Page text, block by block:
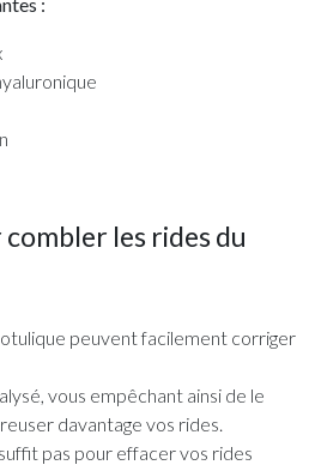
les rides du
peuvent facilement corriger
vous empêchant ainsi de le
davantage vos rides.
pas pour effacer vos rides